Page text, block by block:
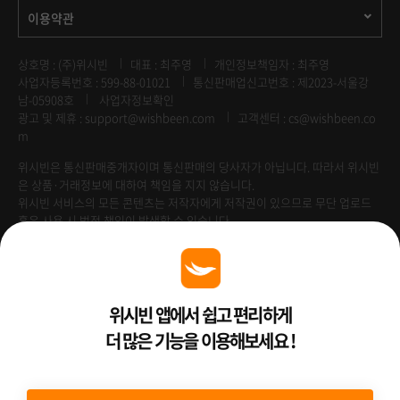
이용약관
상호명 : (주)위시빈 대표 : 최주영
개인정보책임자 : 최주영
사업자등록번호 : 599-88-01021
통신판매업신고번호 : 제2023-서울강
남-05908호
사업자정보확인
광고 및 제휴 : support@wishbeen.com
고객센터 : cs@wishbeen.co
m
위시빈은 통신판매중개자이며 통신판매의 당사자가 아닙니다. 따라서 위시빈
은 상품·거래정보에 대하여 책임을 지지 않습니다.
위시빈 서비스의 모든 콘텐츠는 저작자에게 저작권이 있으므로 무단 업로드
혹은 사용 시 법적 책임이 발생할 수 있습니다.
Venture Enterprise위시빈 앱에서 쉽고 편리하게
더 많은 기능을 이용해보세요 !